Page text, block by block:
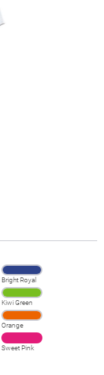
Bright Royal
Kiwi Green
Orange
Sweet Pink